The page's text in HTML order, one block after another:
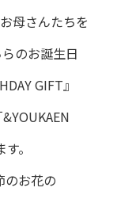
母さんたちを
のお誕生日
GIFT』
。
のお花の